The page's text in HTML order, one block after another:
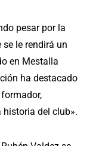
pesar por la
le rendirá un
en Mestalla
ha destacado
del club».